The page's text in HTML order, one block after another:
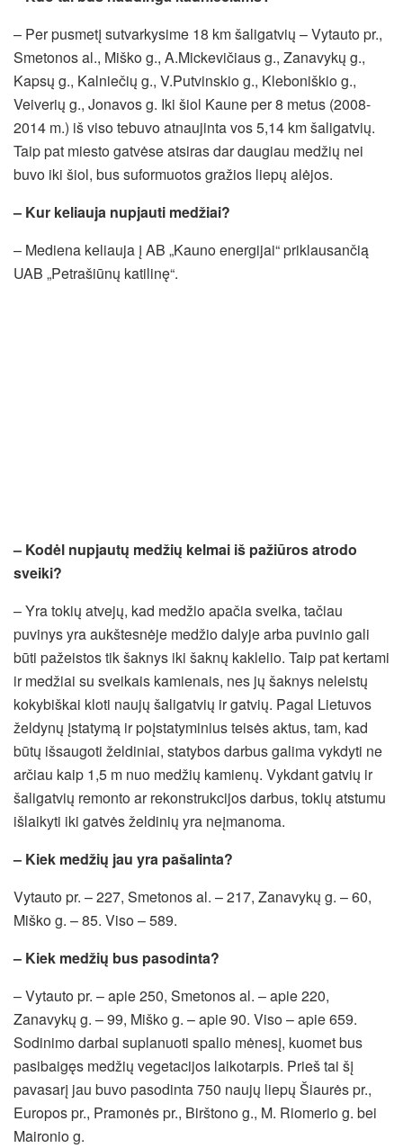
– Per pusmetį sutvarkysime 18 km šaligatvių – Vytauto pr.,
Smetonos al., Miško g., A.Mickevičiaus g., Zanavykų g.,
Kapsų g., Kalniečių g., V.Putvinskio g., Kleboniškio g.,
Veiverių g., Jonavos g. Iki šiol Kaune per 8 metus (2008-
2014 m.) iš viso tebuvo atnaujinta vos 5,14 km šaligatvių.
Taip pat miesto gatvėse atsiras dar daugiau medžių nei
buvo iki šiol, bus suformuotos gražios liepų alėjos.
– Kur keliauja nupjauti medžiai?
– Mediena keliauja į AB „Kauno energijai“ priklausančią
UAB „Petrašiūnų katilinę“.
– Kodėl nupjautų medžių kelmai iš pažiūros atrodo
sveiki?
– Yra tokių atvejų, kad medžio apačia sveika, tačiau
puvinys yra aukštesnėje medžio dalyje arba puvinio gali
būti pažeistos tik šaknys iki šaknų kaklelio. Taip pat kertami
ir medžiai su sveikais kamienais, nes jų šaknys neleistų
kokybiškai kloti naujų šaligatvių ir gatvių. Pagal Lietuvos
želdynų įstatymą ir poįstatyminius teisės aktus, tam, kad
būtų išsaugoti želdiniai, statybos darbus galima vykdyti ne
arčiau kaip 1,5 m nuo medžių kamienų. Vykdant gatvių ir
šaligatvių remonto ar rekonstrukcijos darbus, tokių atstumu
išlaikyti iki gatvės želdinių yra neįmanoma.
– Kiek medžių jau yra pašalinta?
Vytauto pr. – 227, Smetonos al. – 217, Zanavykų g. – 60,
Miško g. – 85. Viso – 589.
– Kiek medžių bus pasodinta?
– Vytauto pr. – apie 250, Smetonos al. – apie 220,
Zanavykų g. – 99, Miško g. – apie 90. Viso – apie 659.
Sodinimo darbai suplanuoti spalio mėnesį, kuomet bus
pasibaigęs medžių vegetacijos laikotarpis. Prieš tai šį
pavasarį jau buvo pasodinta 750 naujų liepų Šiaurės pr.,
Europos pr., Pramonės pr., Birštono g., M. Riomerio g. bei
Maironio g.